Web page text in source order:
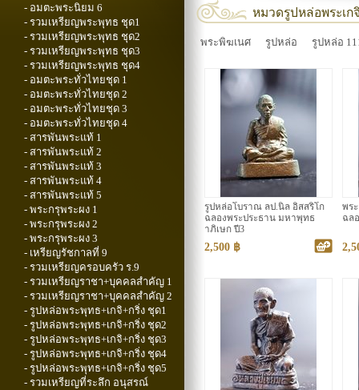
- อมตะพระนิยม 6
- รวมเหรียญพระพุทธ ชุด1
- รวมเหรียญพระพุทธ ชุด2
- รวมเหรียญพระพุทธ ชุด3
- รวมเหรียญพระพุทธ ชุด4
- อมตะพระทั่วไทยชุด 1
- อมตะพระทั่วไทยชุด 2
- อมตะพระทั่วไทยชุด 3
- อมตะพระทั่วไทยชุด 4
- สารพันพระแท้ 1
- สารพันพระแท้ 2
- สารพันพระแท้ 3
- สารพันพระแท้ 4
- สารพันพระแท้ 5
- พระกรุพระผง 1
- พระกรุพระผง 2
- พระกรุพระผง 3
- เหรียญรัชกาลที่ 9
- รวมเหรียญครอบครัว ร.9
- รวมเหรียญราชา+บุคคลสำคัญ 1
- รวมเหรียญราชา+บุคคลสำคัญ 2
- รูปหล่อพระพุทธ+เกจิ+กริ่ง ชุด1
- รูปหล่อพระพุทธ+เกจิ+กริ่ง ชุด2
- รูปหล่อพระพุทธ+เกจิ+กริ่ง ชุด3
- รูปหล่อพระพุทธ+เกจิ+กริ่ง ชุด4
- รูปหล่อพระพุทธ+เกจิ+กริ่ง ชุด5
- รวมเหรียญที่ระลึก อนุสรณ์
หมวดรูปหล่อพระเก
พระพิฆเนศ รูปหล่อ รูปหล่อ
รูปหล่อโบราณ ลป.นิล อิสสริโก
ฉลองพระประธาน มหาพุทธ
าภิเษก ปี3
2,500 ฿
พร
ฉล